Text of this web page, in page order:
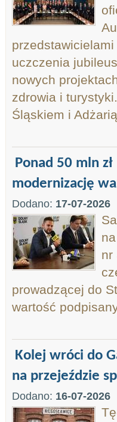
uczczenia
nowych
zdrowia i
Śląskiem i
Ponad 50 mln
modernizację
Dodano: 17-07-2026
nr
prowadzącej do
wartość
Kolej wróci do
na przejeździe
Dodano: 16-07-2026